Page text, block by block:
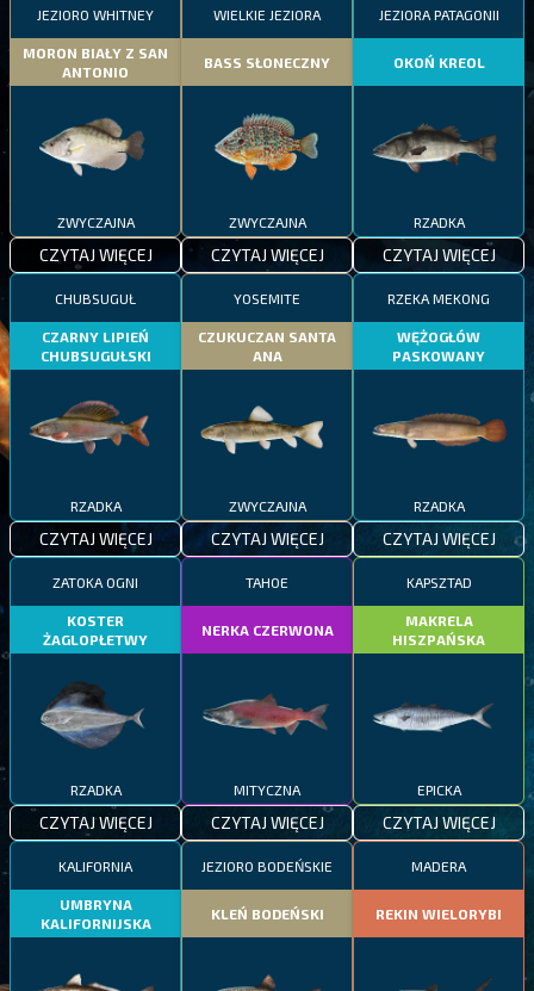
JEZIORO WHITNEY
MORON BIAŁY Z SAN
ANTONIO
ZWYCZAJNA
CZYTAJ WIĘCEJ
WIELKIE JEZIORA
BASS SŁONECZNY
ZWYCZAJNA
CZYTAJ WIĘCEJ
JEZIORA PATAGONII
OKOŃ KREOL
RZADKA
CZYTAJ WIĘCEJ
CHUBSUGUŁ
CZARNY LIPIEŃ
CHUBSUGUŁSKI
RZADKA
CZYTAJ WIĘCEJ
YOSEMITE
CZUKUCZAN SANTA
ANA
ZWYCZAJNA
CZYTAJ WIĘCEJ
RZEKA MEKONG
WĘŻOGŁÓW
PASKOWANY
RZADKA
CZYTAJ WIĘCEJ
ZATOKA OGNI
KOSTER
ŻAGLOPŁETWY
RZADKA
CZYTAJ WIĘCEJ
TAHOE
NERKA CZERWONA
MITYCZNA
CZYTAJ WIĘCEJ
KAPSZTAD
MAKRELA
HISZPAŃSKA
EPICKA
CZYTAJ WIĘCEJ
KALIFORNIA
UMBRYNA
KALIFORNIJSKA
JEZIORO BODEŃSKIE
KLEŃ BODEŃSKI
MADERA
REKIN WIELORYBI